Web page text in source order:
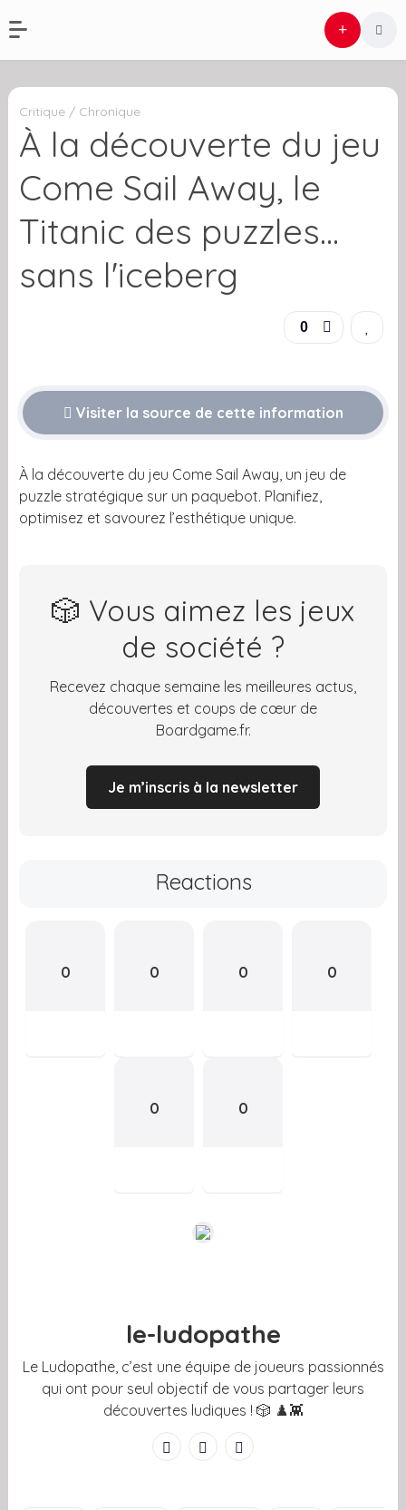
Critique / Chronique
À la découverte du jeu
Come Sail Away, le
Titanic des puzzles…
sans l'iceberg
0
Visiter la source de cette information
À la découverte du jeu Come Sail Away, un jeu de
puzzle stratégique sur un paquebot. Planifiez,
optimisez et savourez l’esthétique unique.
🎲 Vous aimez les jeux
de société ?
Recevez chaque semaine les meilleures actus,
découvertes et coups de cœur de
Boardgame.fr.
Je m’inscris à la newsletter
Reactions
0 0 0 0
0 0
le-ludopathe
Le Ludopathe, c’est une équipe de joueurs passionnés
qui ont pour seul objectif de vous partager leurs
découvertes ludiques ! 🎲 ♟️👾